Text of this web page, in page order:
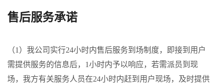
售后服务承诺
（1）我公司实行24小时内售后服务到场制度，即接到用户
需提供服务的信息后，1小时内予以响应，若需派员到现
场，我方有关服务人员在24小时内赶到用户现场，及时提供